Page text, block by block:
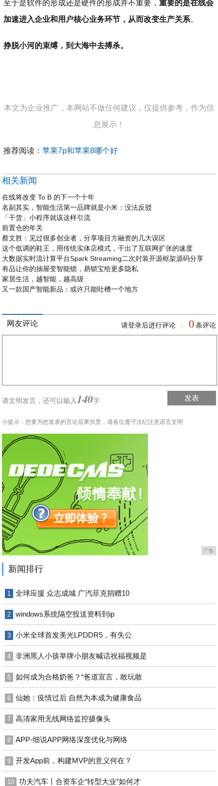
至于是软件的形成还是硬件的形成并不重要，重要的是在线会
加速进入企业和用户核心业务环节，从而改变生产关系。
挣脱小河的束缚，到大海中去搏杀。
本文为企业推广，本网站不做任何建议，仅提供参考，作为信
息展示！
推荐阅读：苹果7p和苹果8哪个好
相关新闻
在线将改变 To B 的下一个十年
名副其实，智能生活第一品牌就是小米：没法反驳
「干货」小程序就该这样引流
前置仓的年关
蔡文胜：见过很多创业者，分享项目方融资的几大误区
这个低调的鞋王，用传统实体店模式，干出了互联网扩张的速度
大数据实时流计算平台Spark Streaming二次封装开源框架源码分享
有品让你的抽屉变智能锁，易锁宝给更多隐私
家居生活，越智能，越高级
又一款国产智能新品：或许只能吐槽一个地方
网友评论 请登录后进行评论 0 条评论
请文明发言，还可以输入 140字 发表
小提示：您要为您发表的言论后果负责，请各位遵守法纪注意语言文明
广告
新闻排行
1 全球应援 众志成城 广汽菲克捐赠10
2 windows系统隔空投送资料到ip
3 小米全球首发美光LPDDR5，有失公
4 非洲黑人小孩举牌小朋友喊话祝福视频是
5 如何成为合格奶爸？“爸道宣言，敢玩敢
6 仙她：疫情过后 自然为本成为健康食品
7 高清家用无线网络监控摄像头
8 APP-细说APP网络深度优化与网络
9 开发App前，构建MVP的意义何在？
10 功夫汽车丨合资车企“转型大业”如何才